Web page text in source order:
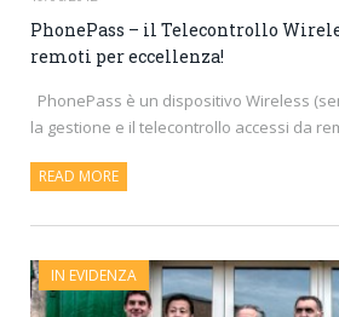
PhonePass – il Telecontrollo
remoti per eccellenza!
PhonePass è un dispositivo Wireless
la gestione e il telecontrollo accessi da
READ MORE
IN EVIDENZA